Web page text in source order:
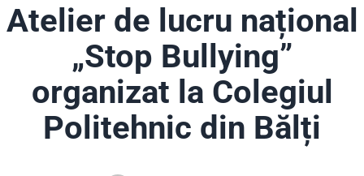
Atelier de lucru național
„Stop Bullying”
organizat la Colegiul
Politehnic din Bălți